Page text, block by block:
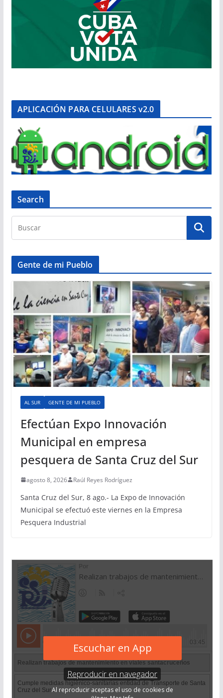
APLICACIÓN PARA CELULARES v2.0
Search
Gente de mi Pueblo
AL SUR GENTE DE MI PUEBLO
Efectúan Expo Innovación
Municipal en empresa
pesquera de Santa Cruz del Sur
agosto 8, 2026 Raúl Reyes Rodríguez
Santa Cruz del Sur, 8 ago.- La Expo de Innovación
Municipal se efectuó este viernes en la Empresa
Pesquera Industrial